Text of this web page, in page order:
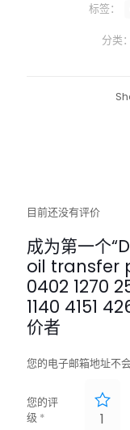
分类：
标签：
目前还没有评价
成为第一个
oil transfer
0402 1270
1140 4151
价者
您的电子邮箱地址不
您的评
级 * 1